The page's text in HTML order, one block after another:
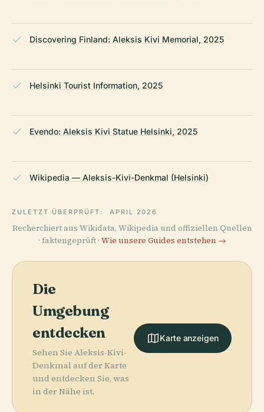
Discovering Finland: Aleksis Kivi Memorial, 2025
Helsinki Tourist Information, 2025
Evendo: Aleksis Kivi Statue Helsinki, 2025
Wikipedia — Aleksis-Kivi-Denkmal (Helsinki)
ZULETZT ÜBERPRÜFT: APRIL 2026
Recherchiert aus Wikidata, Wikipedia und offiziellen Quellen
· faktengeprüft · Wie unsere Guides entstehen →
Die
Umgebung
entdecken
Sehen Sie Aleksis-Kivi-
Denkmal auf der Karte
und entdecken Sie, was
in der Nähe ist.
Karte anzeigen